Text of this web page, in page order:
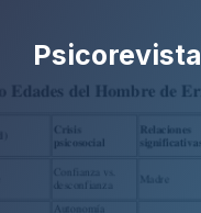
Psicorevista